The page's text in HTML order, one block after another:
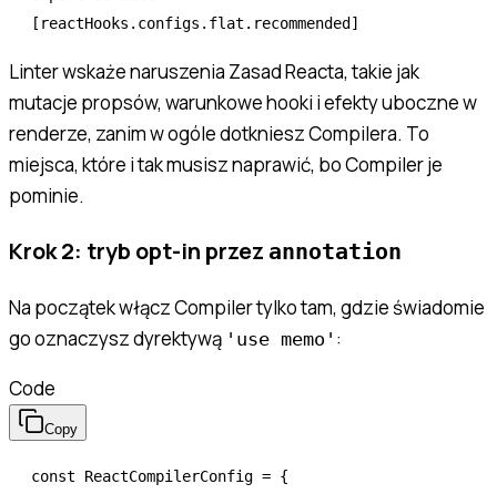
[ reactHooks . configs . flat .recommended]
Linter wskaże naruszenia Zasad Reacta, takie jak
mutacje propsów, warunkowe hooki i efekty uboczne w
renderze, zanim w ogóle dotkniesz Compilera. To
miejsca, które i tak musisz naprawić, bo Compiler je
pominie.
Krok 2: tryb opt-in przez annotation
Na początek włącz Compiler tylko tam, gdzie świadomie
go oznaczysz dyrektywą 'use memo' :
Code
Copy
const ReactCompilerConfig = {